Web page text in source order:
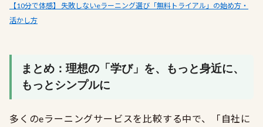
【10分で体感】 失敗しないeラーニング選び「無料トライアル」の始め方・
活かし方
まとめ：理想の「学び」を、もっと身近に、
もっとシンプルに
多くのeラーニングサービスを比較する中で、「自社に